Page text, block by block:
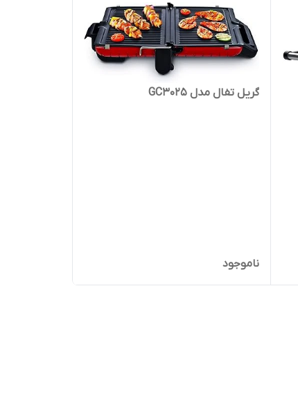
گریل تفال مدل GC3025
ناموجود